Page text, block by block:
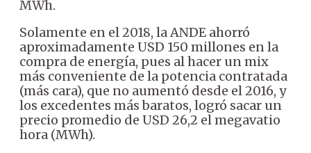
MWh.
Solamente en el 2018, la ANDE ahorró
aproximadamente USD 150 millones en la
compra de energía, pues al hacer un mix
más conveniente de la potencia contratada
(más cara), que no aumentó desde el 2016, y
los excedentes más baratos, logró sacar un
precio promedio de USD 26,2 el megavatio
hora (MWh).